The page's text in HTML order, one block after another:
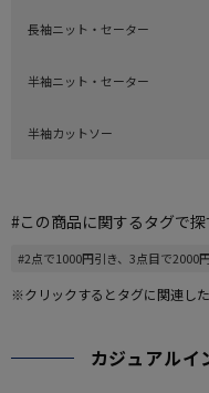
長袖ニット・セーター
半袖ニット・セーター
半袖カットソー
#この商品に関するタグで探
#2点で1000円引き、3点目で2000
※クリックするとタグに関連した
カジュアルイ